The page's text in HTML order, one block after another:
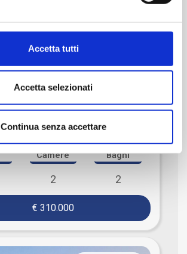
Accetta tutti
Accetta selezionati
Continua senza accettare
Blevio
Appartamento
Camere
2
Bagni
2
€ 310.000